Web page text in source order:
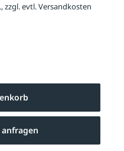
zzgl. evtl.Versandkosten
den